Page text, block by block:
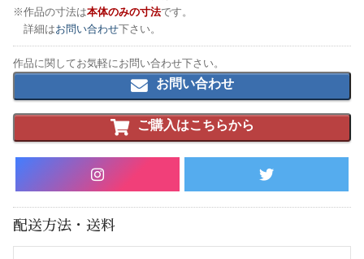
※作品の寸法は本体のみの寸法です。
詳細はお問い合わせ下さい。
作品に関してお気軽にお問い合わせ下さい。
お問い合わせ
ご購入はこちらから
配送方法・送料